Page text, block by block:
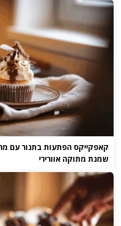
קאפקייקס הפתעות בתנור עם
שמנת מתוקה אוורירי